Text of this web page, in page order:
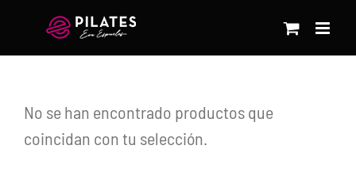
contenido
No se han encontrado productos que
coincidan con tu selección.